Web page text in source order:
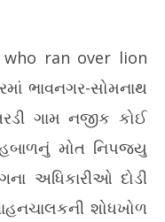
who ran over lion
ભાવનગર-સોમનાથ
ગામ નજીક કોઈ
મોત નિપજ્યુ
અધિકારીઓ દોડી
શોધખોળ